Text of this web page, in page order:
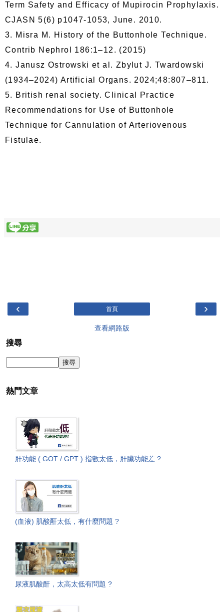
Term Safety and Efficacy of Mupirocin Prophylaxis.
CJASN 5(6) p1047-1053, June. 2010.
3. Misra M. History of the Buttonhole Technique.
Contrib Nephrol 186:1–12. (2015)
4. Janusz Ostrowski et al. Zbylut J. Twardowski
(1934–2024) Artificial Organs. 2024;48:807–811.
5. British renal society. Clinical Practice
Recommendations for Use of Buttonhole
Technique for Cannulation of Arteriovenous
Fistulae.
‹ ›
首頁
查看網路版
搜尋
熱門文章
肝功能 ( GOT / GPT ) 指數太低，肝臟功能差 ?
(血液) 肌酸酐太低，有什麼問題 ?
尿液肌酸酐，太高太低有問題 ?